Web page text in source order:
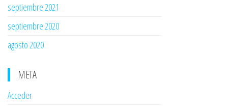
septiembre 2021
septiembre 2020
agosto 2020
META
Acceder